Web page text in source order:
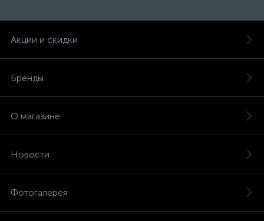
Акции и скидки
Бренды
О магазине
Новости
Фотогалерея